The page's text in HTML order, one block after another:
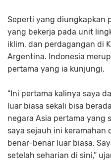
Seperti yang diungkapkan
yang bekerja pada unit
iklim, dan perdagangan di
Argentina. Indonesia
pertama yang ia kunjungi.
“Ini pertama kalinya saya
luar biasa sekali bisa
negara Asia pertama yang
saya sejauh ini keramahan
benar-benar luar biasa.
setelah seharian di sini,”